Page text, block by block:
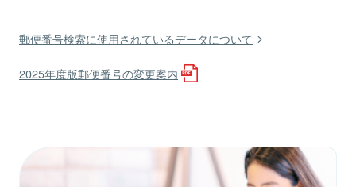
郵便番号検索に使用されているデータについて
2025年度版郵便番号の変更案内